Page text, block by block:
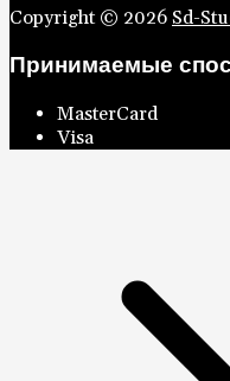
Copyright © 2026 Sd-
Принимаемые
MasterCard
Visa